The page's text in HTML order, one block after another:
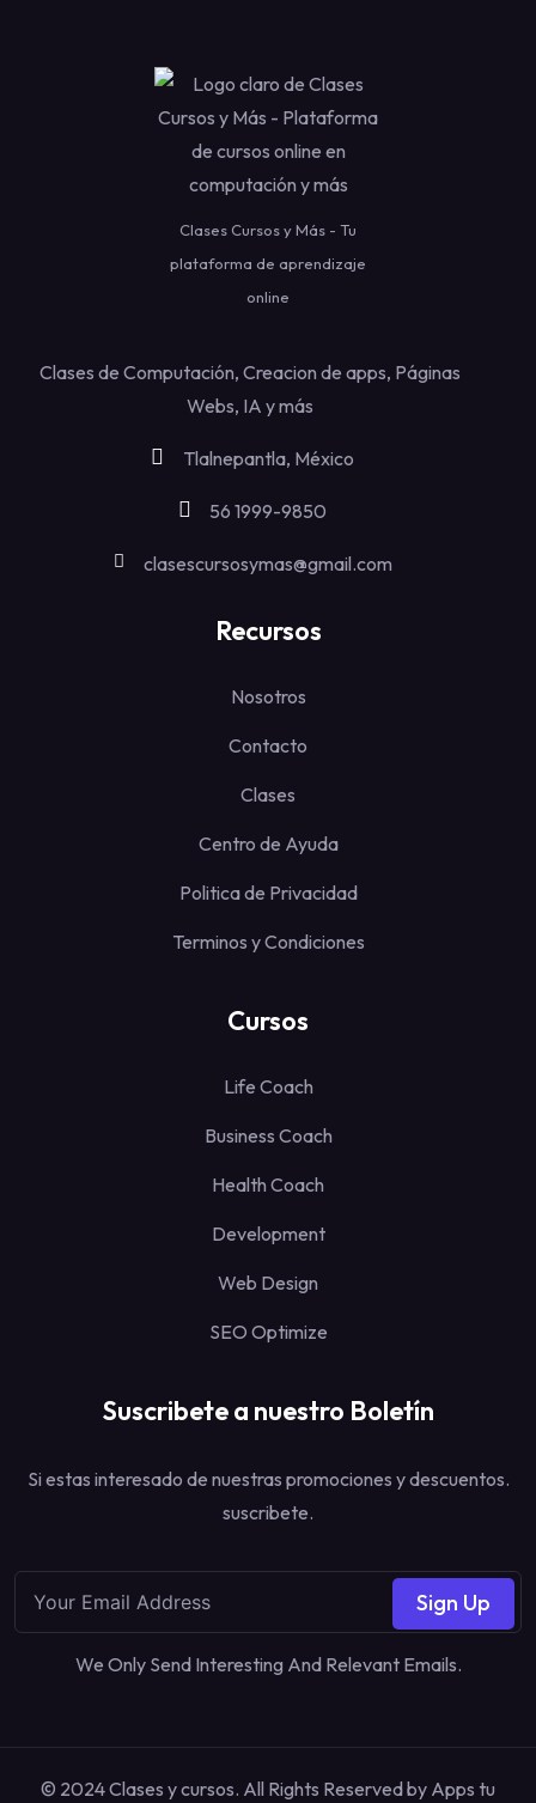
Clases Cursos y Más - Tu
plataforma de aprendizaje
online
Clases de Computación, Creacion de apps, Páginas
Webs, IA y más
Tlalnepantla, México
56 1999-9850
clasescursosymas@gmail.com
Recursos
Nosotros
Contacto
Clases
Centro de Ayuda
Politica de Privacidad
Terminos y Condiciones
Cursos
Life Coach
Business Coach
Health Coach
Development
Web Design
SEO Optimize
Suscribete a nuestro Boletín
Si estas interesado de nuestras promociones y descuentos.
suscribete.
Sign Up
We Only Send Interesting And Relevant Emails.
© 2024 Clases y cursos. All Rights Reserved by Apps tu